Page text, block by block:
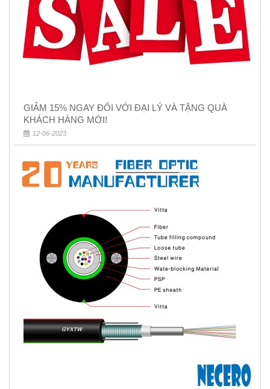
GIẢM 15% NGAY ĐỐI VỚI ĐẠI LÝ VÀ TẶNG QUÀ
KHÁCH HÀNG MỚI!
12-06-2023